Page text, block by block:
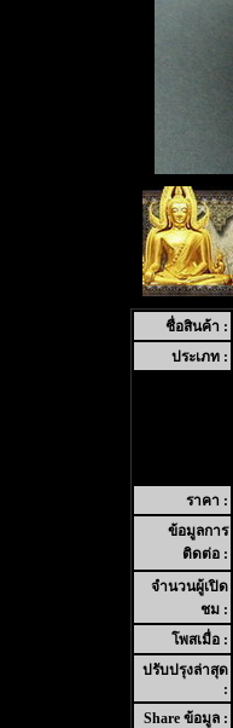
ชื่อสินค้า :
ประเภท :
ราคา :
ข้อมูลการ
ติดต่อ :
จำนวนผู้เปิด
ชม :
โพสเมื่อ :
ปรับปรุงล่าสุด
:
Share ข้อมูล :